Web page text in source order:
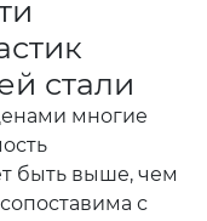
стали
многие
быть выше, чем
с